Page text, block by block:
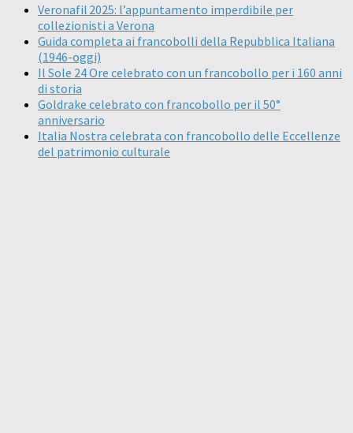
Veronafil 2025: l’appuntamento imperdibile per
collezionisti a Verona
Guida completa ai francobolli della Repubblica Italiana
(1946-oggi)
Il Sole 24 Ore celebrato con un francobollo per i 160 anni
di storia
Goldrake celebrato con francobollo per il 50°
anniversario
Italia Nostra celebrata con francobollo delle Eccellenze
del patrimonio culturale